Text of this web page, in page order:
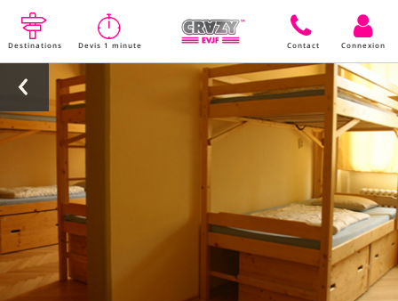
Destinations Devis 1 minute Contact Connexion